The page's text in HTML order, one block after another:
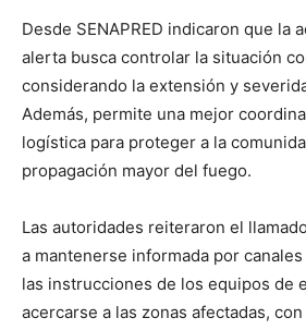
Desde SENAPRED indicaron que la
alerta busca controlar la situación
considerando la extensión y
Además, permite una mejor
logística para proteger a la
propagación mayor del fuego.
Las autoridades reiteraron el
a mantenerse informada por
las instrucciones de los equipos de
acercarse a las zonas afectadas,